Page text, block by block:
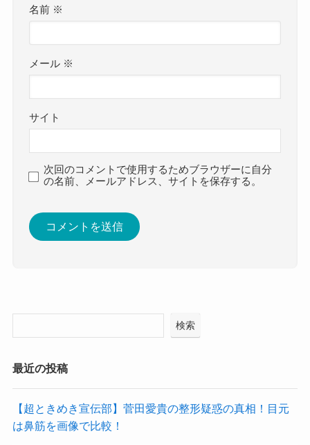
名前 ※
メール ※
サイト
次回のコメントで使用するためブラウザーに自分
の名前、メールアドレス、サイトを保存する。
検索
最近の投稿
【超ときめき宣伝部】菅田愛貴の整形疑惑の真相！目元
は鼻筋を画像で比較！